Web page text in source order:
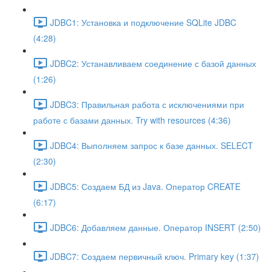
JDBC1: Установка и подключение SQLite JDBC
(4:28)
JDBC2: Устанавливаем соединение с базой данных
(1:26)
JDBC3: Правильная работа с исключениями при
работе с базами данных. Try with resources (4:36)
JDBC4: Выполняем запрос к базе данных. SELECT
(2:30)
JDBC5: Создаем БД из Java. Оператор CREATE
(6:17)
JDBC6: Добавляем данные. Оператор INSERT (2:50)
JDBC7: Создаем первичный ключ. Primary key (1:37)